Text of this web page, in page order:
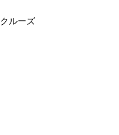
ルーズ